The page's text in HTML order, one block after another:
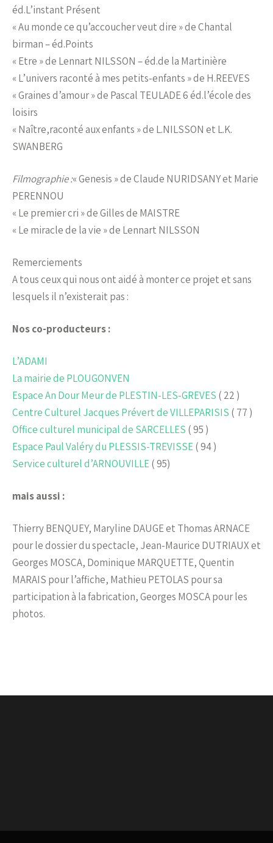
éd.L’instant Présent
« Au monde ce qu’accoucher veut dire » de Chantal
birman – éd.Points
« Etre » de Lennart NILSSON – éd.de la Martinière
« L’univers raconté à mes petits-enfants » de H.REEVES
« Graines d’amour » de Pascal TEULADE 6 éd.l’école des
loisirs
« Naître,raconté aux enfants » de L.NILSSON et L.K.
SWANBERG
Filmographie :« Genesis » de Claude NURIDSANY et Marie
PERENNOU
« Le premier cri » de Gilles de MAISTRE
« Le miracle de la vie » de Lennart NILSSON
Remerciements
A tous ceux qui nous ont aidé à monter ce projet et sans
lesquels il n’existerait pas :
Nos co-producteurs :
L’ADAMI
La mairie de PLOUGONVEN
Espace An Dour Meur de PLESTIN-LES-GREVES ( 22 )
Centre Culturel Jacques Prévert de VILLEPARISIS ( 77 )
Office culturel municipal de SARCELLES ( 95 )
Espace Paul Valéry du PLESSIS-TREVISSE( 94 )
Service culturel d’ARNOUVILLE( 95)
mais aussi :
Thierry BENQUEY, Maryline DAUGE et Thomas ARNACE
pour le dossier du spectacle, Jean-Maurice DUTRIAUX et
Georges MOSCA, Dominique MARQUETTE, Quentin
MARAIS pour l’affiche, Mathieu PETOLAS pour sa
participation à la fabrication, Georges MOSCA pour les
photos.